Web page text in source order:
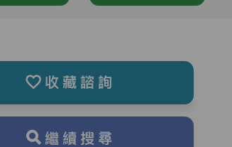
收藏諮詢
繼續搜尋